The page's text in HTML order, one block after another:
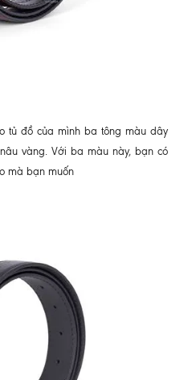
tủ đồ của mình ba tông màu dây
vàng. Với ba màu này, bạn có
mà bạn muốn